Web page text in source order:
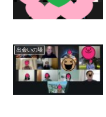
出会いの場